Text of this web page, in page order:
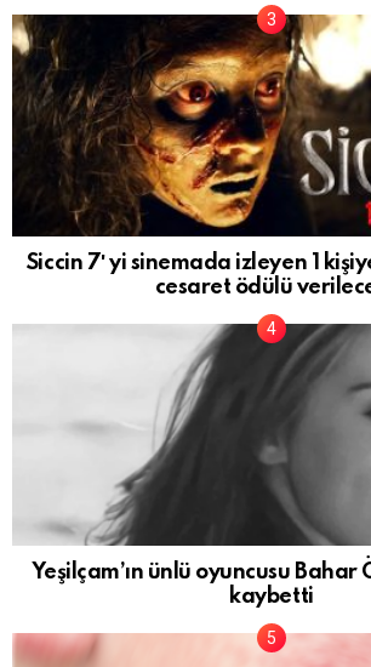
Siccin 7′ yi sinemada izleyen 1
cesaret ödülü
Yeşilçam’ın ünlü oyuncusu Bahar
kaybetti